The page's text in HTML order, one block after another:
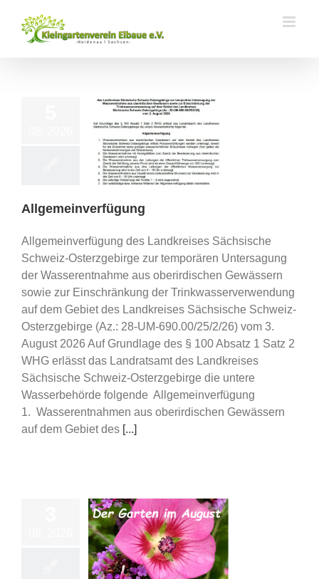
Inhalt
springen
Allgemeinverfügung
Allgemeinverfügung des Landkreises Sächsische
Schweiz-Osterzgebirge zur temporären Untersagung
der Wasserentnahme aus oberirdischen Gewässern
sowie zur Einschränkung der Trinkwasserverwendung
auf dem Gebiet des Landkreises Sächsische Schweiz-
Osterzgebirge (Az.: 28-UM-690.00/25/2/26) vom 3.
August 2026 Auf Grundlage des § 100 Absatz 1 Satz 2
WHG erlässt das Landratsamt des Landkreises
Sächsische Schweiz-Osterzgebirge die untere
Wasserbehörde folgende Allgemeinverfügung
1. Wasserentnahmen aus oberirdischen Gewässern
auf dem Gebiet des [...]